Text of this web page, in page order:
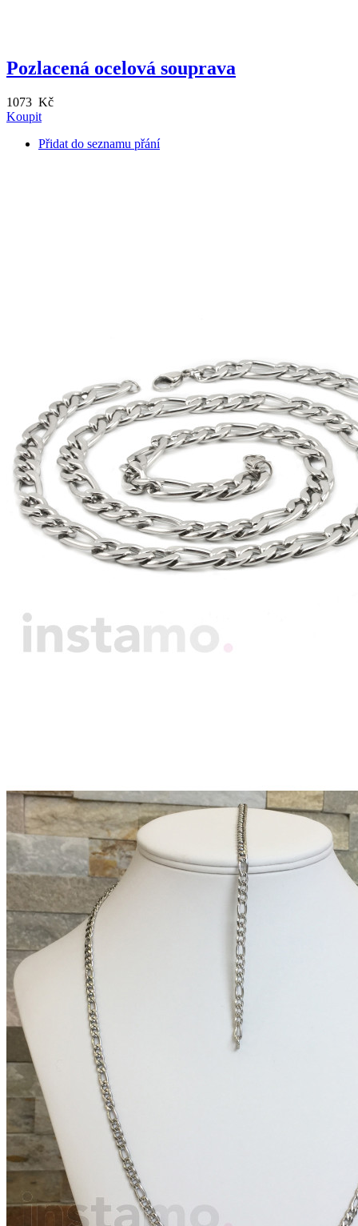
Pozlacená ocelová souprava
1073 Kč
Koupit
Přidat do seznamu přání